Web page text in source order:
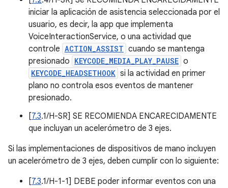
iniciar la aplicación de asistencia seleccionada por el
usuario, es decir, la app que implementa
VoiceInteractionService, o una actividad que
controle ACTION_ASSIST cuando se mantenga
presionado KEYCODE_MEDIA_PLAY_PAUSE o
KEYCODE_HEADSETHOOK si la actividad en primer
plano no controla esos eventos de mantener
presionado.
[7.3.1/H-SR] SE RECOMIENDA ENCARECIDAMENTE
que incluyan un acelerómetro de 3 ejes.
Si las implementaciones de dispositivos de mano incluyen
un acelerómetro de 3 ejes, deben cumplir con lo siguiente:
[7.3.1/H-1-1] DEBE poder informar eventos con una